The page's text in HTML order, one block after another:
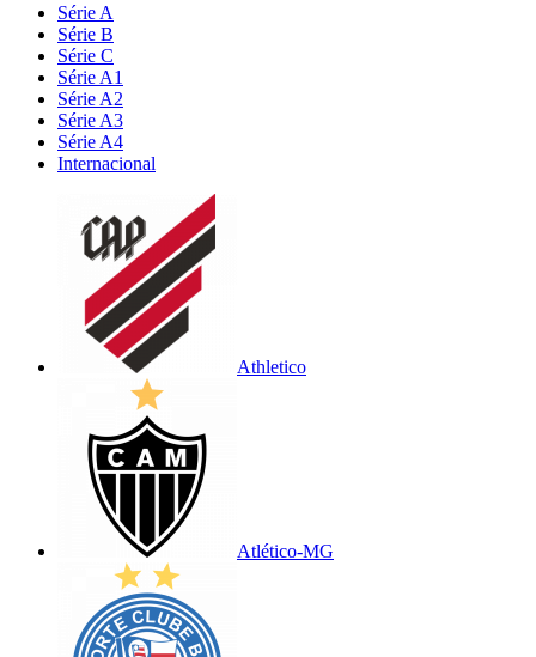
Série A
Série B
Série C
Série A1
Série A2
Série A3
Série A4
Internacional
Athletico
Atlético-MG